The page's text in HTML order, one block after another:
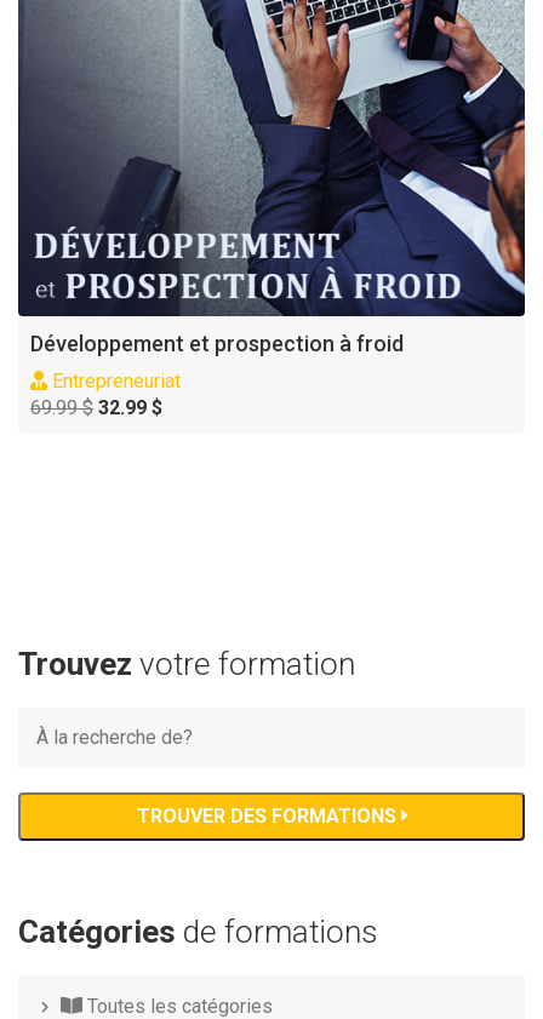
Développement et prospection à froid
Entrepreneuriat
69.99 $ 32.99 $
Trouvez votre formation
TROUVER DES FORMATIONS
Catégories de formations
Toutes les catégories